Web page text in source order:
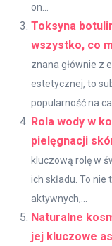
on...
Toksyna
wszystko, co
znana głównie z
estetycznej, to
popularność na
Rola wody w
pielęgnacji
kluczową rolę w
ich składu. To
aktywnych,...
Naturalne
jej kluczowe